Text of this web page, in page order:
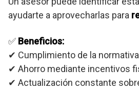
ayudarte a aprovecharlas para
✅ Beneficios:
✔ Cumplimiento de la
✔ Ahorro mediante incentivos
✔ Actualización constante